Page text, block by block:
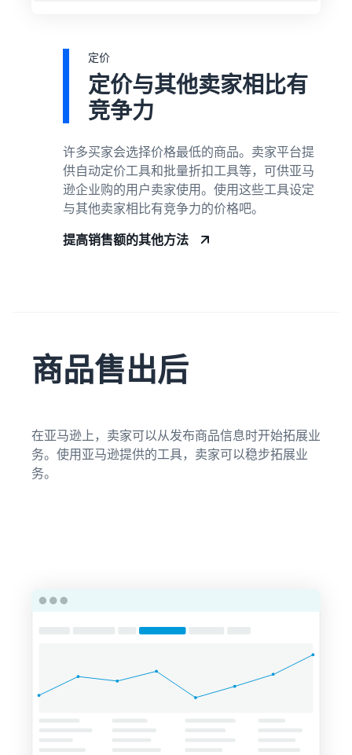
定价
定价与其他卖家相比有
竞争力
许多买家会选择价格最低的商品。卖家平台提
供自动定价工具和批量折扣工具等，可供亚马
逊企业购的用户卖家使用。使用这些工具设定
与其他卖家相比有竞争力的价格吧。
提高销售额的其他方法
商品售出后
在亚马逊上，卖家可以从发布商品信息时开始拓展业
务。使用亚马逊提供的工具，卖家可以稳步拓展业
务。